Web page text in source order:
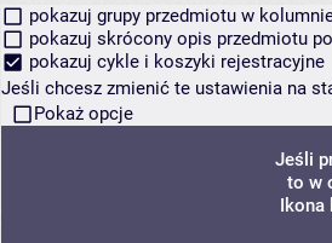
pokazuj grupy przedmiotu w
pokazuj skrócony opis przedmiotu
pokazuj cykle i koszyki rejestracyjne
Jeśli chcesz zmienić te ustawienia na
Pokaż opcje
Jeśli
to w
Ikona